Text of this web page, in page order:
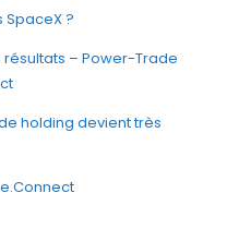
SpaceX ?
résultats – Power-Trade
holding devient très